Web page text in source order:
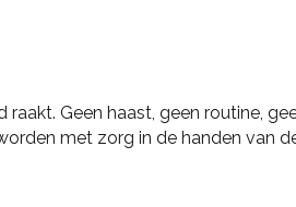
Geen haast, geen routine,
met zorg in de handen van